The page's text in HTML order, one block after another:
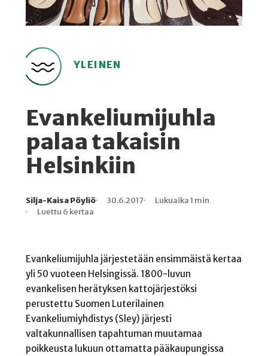
YLEINEN
Evankeliumijuhla
palaa takaisin
Helsinkiin
Kirjoittaja
Silja-Kaisa Pöyliö
Julkaistu
30.6.2017
Lukuaika
Lukuaika 1 min
Lukukertoja
Luettu 6 kertaa
Evankeliumijuhla järjestetään ensimmäistä kertaa
yli 50 vuoteen Helsingissä. 1800-luvun
evankelisen herätyksen kattojärjestöksi
perustettu Suomen Luterilainen
Evankeliumiyhdistys (Sley) järjesti
valtakunnallisen tapahtuman muutamaa
poikkeusta lukuun ottamatta pääkaupungissa